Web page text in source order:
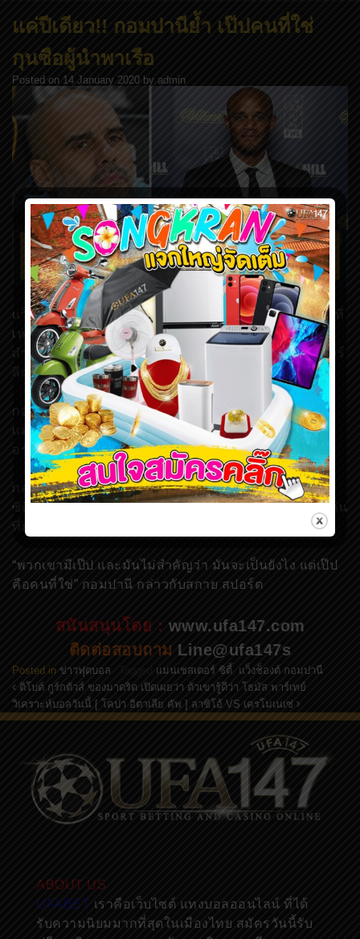
แค่ปีเดียว!! กอมปานีย้ำ เป๊ปคนที่ใช่
กุนซือผู้นำพาเรือ
Posted on 14 January 2020 by admin
แว็งช็องต์ กอมปานี ยืนยันว่า เป๊ป กวาร์ดิโอล่า ยังเป็นคนที่
เหมาะสมสำหรับการพาแมนเชสเตอร์ ซิตี้ ประสบความ
สำเร็จ แม้จะมีคะแนนตามหลังลิเวอร์พูล จ่าฝูงของพรีเมียร์
ลีกถึง 14 คะแนน
กองหลังชาวเบลเยี่ยมวัย 33 ปี คว้าแชมป์พรีเมียร์ลีก กับ
แมนฯ ซิตี้ ไป 4 สมัย ก่อนที่จะย้ายออกมาร่วมทีมอันเด
อร์เลชท์ ในช่วงซัมเมอร์
กอมปานี เชื่อว่า กวาร์ดิโอล่า ยังเป็นคนสำคัญของแมนฯ
ซิตี้ และไม่ควรถูกปลดออกจากตำแหน่ง หลังฟอร์มการเล่น
ที่ยอดเยี่ยมสำหรับทีมของเจอร์เก้น คล็อปป์ ในฤดูกาลนี้
“พวกเขามีเป๊ป และมันไม่สำคัญว่า มันจะเป็นยังไง แต่เป๊ป
คือคนที่ใช่” กอมปานี กล่าวกับสกาย สปอร์ต
สนันสนุนโดย : www.ufa147.com
ติดต่อสอบถาม Line@ufa147s
Posted in ข่าวฟุตบอล Tagged แมนเชสเตอร์ ซิตี้ แว็งช็องต์ กอมปานี
Post navigation
ติโบต์ กูร์กตัวส์ ของมาดริด เปิดเผยว่า ตัวเขารู้ดีว่า โธมัส พาร์เทย์
วิเคราะห์บอลวันนี้ [ โคปา อิตาเลีย คัพ ] ลาซิโอ้ VS เครโมเนเซ่
ABOUT US
UFABET เราคือเว็บไซต์ แทงบอลออนไลน์ ที่ได้
รับความนิยมมากที่สุดในเมืองไทย สมัครวันนี้รับ